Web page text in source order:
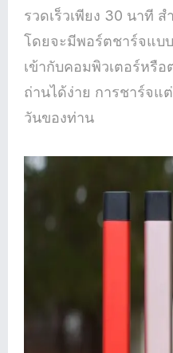
รวดเร็วเพียง 30 นาที ส
โดยจะมีพอร์ตชาร์จแบ
เข้ากับคอมพิวเตอร์หรื
ถ่านได้ง่าย การชาร์จแ
วันของท่าน